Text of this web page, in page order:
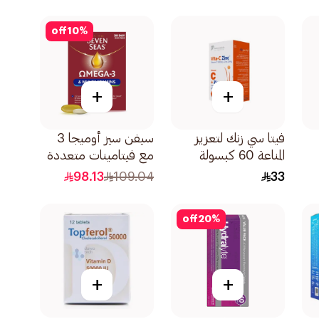
+
فيتا سي زنك لتعزيز
المناعة 60 كبسولة
33
10%
off
+
سيفن سيز أوميجا 3
مع فيتامينات متعددة
للرجال 60 كبسولة
109.04
98.13
20%
off
+
+